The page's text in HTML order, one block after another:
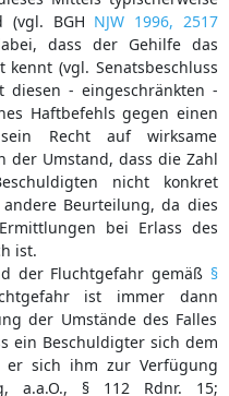
(vgl. BGH NJW 1996, 2517
dass der Gehilfe das
kennt (vgl. Senatsbeschluss
diesen - eingeschränkten -
Haftbefehls gegen einen
Recht auf wirksame
Umstand, dass die Zahl
nicht konkret
Beurteilung, da dies
bei Erlass des
ist.
der Fluchtgefahr gemäß §
ist immer dann
der Umstände des Falles
ein Beschuldigter sich dem
er sich ihm zur Verfügung
a.a.O., § 112 Rdnr. 15;